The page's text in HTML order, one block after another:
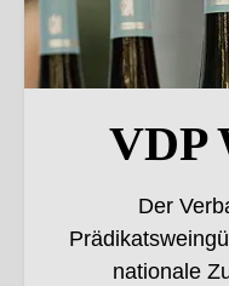
VDP
Der
nationale